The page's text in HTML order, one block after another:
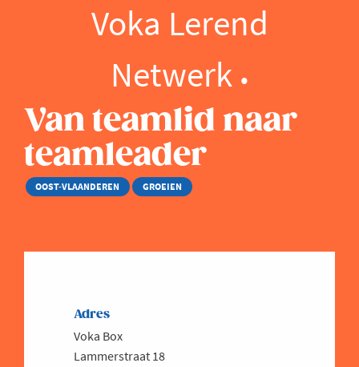
Voka Lerend
Netwerk
Van teamlid naar
teamleader
OOST-VLAANDEREN GROEIEN
Adres
Voka Box
Lammerstraat 18